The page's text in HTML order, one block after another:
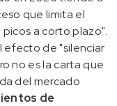
que limita el
a corto plazo".
efecto de "silenciar
no es la carta que
del mercado
de